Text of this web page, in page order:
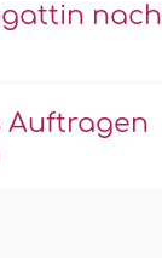
nach
Auftragen